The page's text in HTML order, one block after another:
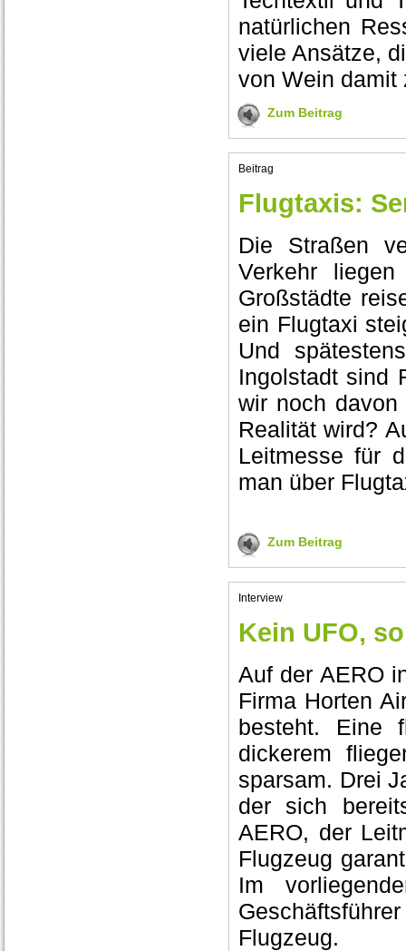
natürlichen
viele Ansätze,
von Wein
Zum Beitrag
Beitrag
Flugtaxis:
Die Straßen
Verkehr
Großstädte
ein Flugtaxi
Und
Ingolstadt sind
wir noch
Realität wird?
Leitmesse für
man über
Zum Beitrag
Interview
Kein UFO,
Auf der AERO
Firma Horten
besteht. Eine
dickerem
sparsam. Drei
der sich
AERO, der
Flugzeug
Im
Flugzeug.